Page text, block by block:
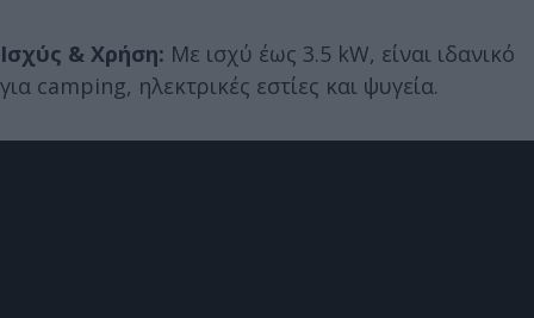
Ισχύς & Χρήση: Με ισχύ έως 3.5 kW, είναι ιδανικό
για camping, ηλεκτρικές εστίες και ψυγεία.